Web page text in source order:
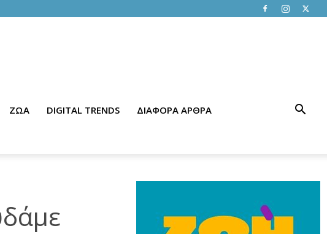
ΖΩΑ DIGITAL TRENDS ΔΙΑΦΟΡΑ ΑΡΘΡΑ